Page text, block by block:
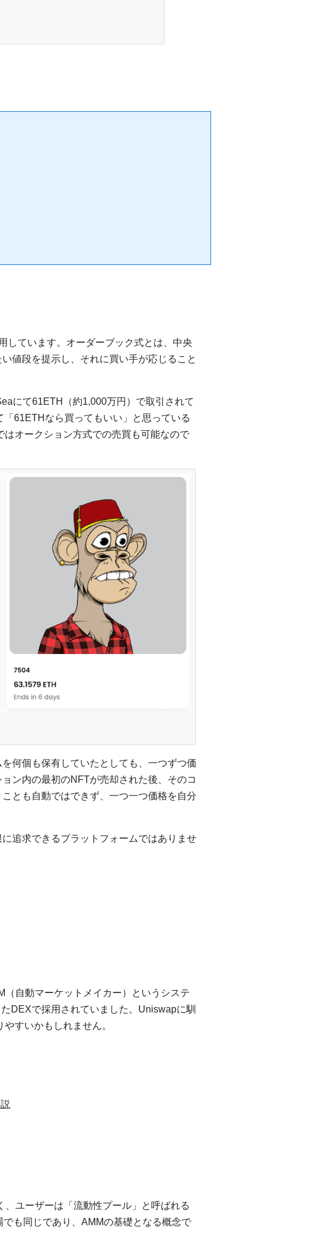
しています。オーダーブック式とは、中央
値段を提示し、それに買い手が応じること
にて61ETH（約1,000万円）で取引されて
61ETHなら買ってもいい」と思っている
オークション方式での売買も可能なので
何個も保有していたとしても、一つずつ価
ン内の最初のNFTが売却された後、そのコ
とも自動ではできず、一つ一つ価格を自分
追求できるプラットフォームではありませ
自動マーケットメイカー）というシステ
DEXで採用されていました。Uniswapに馴
すいかもしれません。
ユーザーは「流動性プール」と呼ばれる
も同じであり、AMMの基礎となる概念で